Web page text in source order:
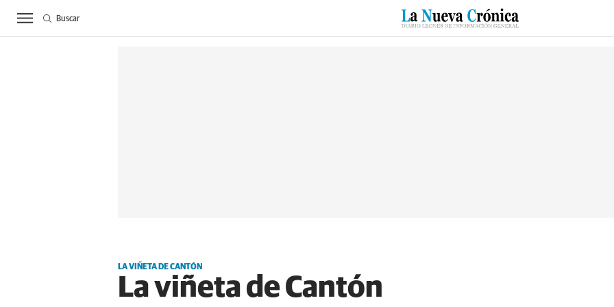
ACTUALIDAD BIERZO SUCESOS CULTURAS ESPECIALES DEPORTES
Buscar
LA VIÑETA DE CANTÓN
La viñeta de Cantón